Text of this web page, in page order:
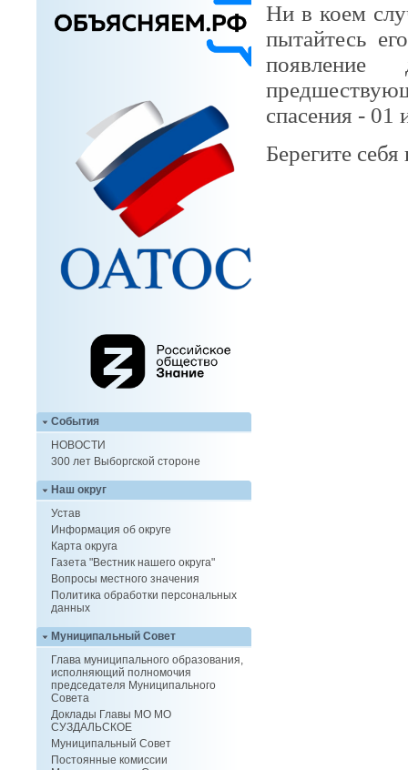
События
НОВОСТИ
300 лет Выборгской стороне
Наш округ
Устав
Информация об округе
Карта округа
Газета "Вестник нашего округа"
Вопросы местного значения
Политика обработки персональных
данных
Муниципальный Совет
Глава муниципального образования,
исполняющий полномочия
председателя Муниципального
Совета
Доклады Главы МО МО
СУЗДАЛЬСКОЕ
Муниципальный Совет
Постоянные комиссии
Ни в коем
пытайтесь
спасения - 01
Берегите